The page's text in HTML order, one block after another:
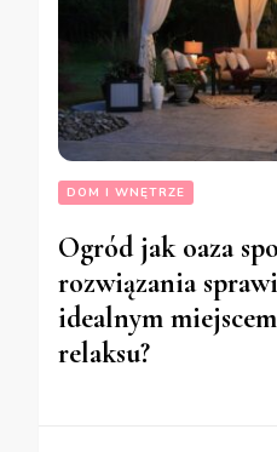
DOM I WNĘTRZE
Ogród jak oaza
rozwiązania
idealnym
relaksu?